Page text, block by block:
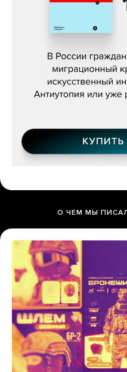
Константин
О ЧЕМ МЫ